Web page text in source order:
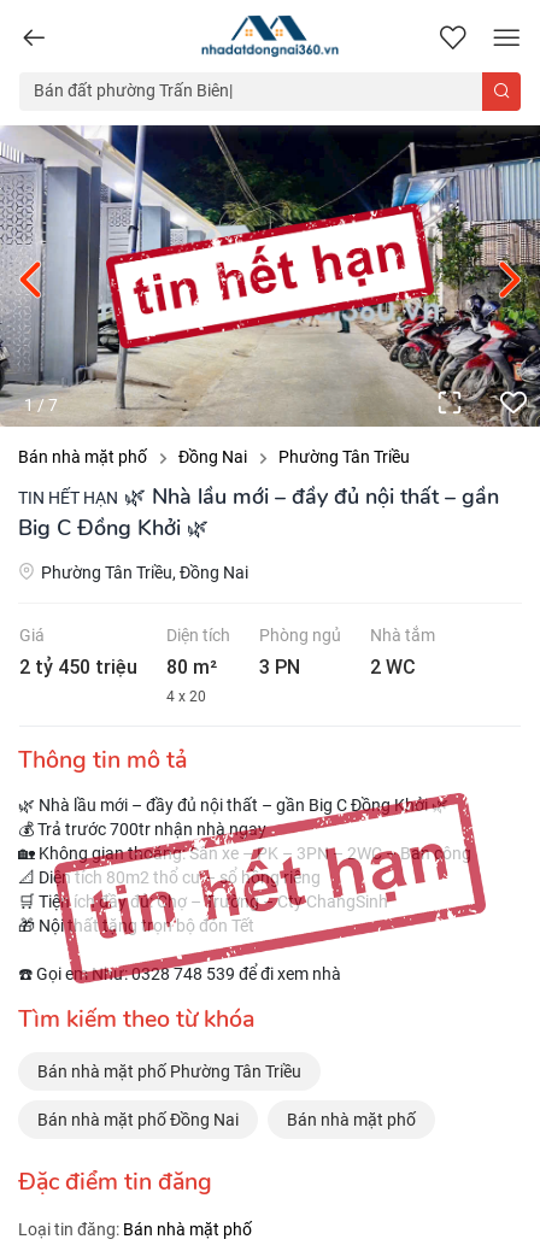
nhadatdongnai360.vn
1/ 7
Bán nhà mặt phố Đồng Nai Phường Tân Triều
TIN HẾT HẠN 🌿 Nhà lầu mới – đầy đủ nội thất – gần
Big C Đồng Khởi 🌿
Phường Tân Triều, Đồng Nai
Giá
2 tỷ 450 triệu
Diện tích
80 m²
4 x 20
Phòng ngủ
3 PN
Nhà tắm
2 WC
Thông tin mô tả
🌿 Nhà lầu mới – đầy đủ nội thất – gần Big C Đồng Khởi 🌿
💰 Trả trước 700tr nhận nhà ngay
🏡 Không gian thoáng: Sân xe – PK – 3PN – 2WC – Ban công
📐 Diện tích 80m2 thổ cư – sổ hồng riêng
🛒 Tiện ích đầy đủ: Chợ – Trường – Cty ChangSinh
🎁 Nội thất tặng trọn bộ đón Tết
☎️ Gọi em Như: 0328 748 539 để đi xem nhà
Tìm kiếm theo từ khóa
Bán nhà mặt phố Phường Tân Triều
Bán nhà mặt phố Đồng Nai Bán nhà mặt phố
Đặc điểm tin đăng
Loại tin đăng: Bán nhà mặt phố